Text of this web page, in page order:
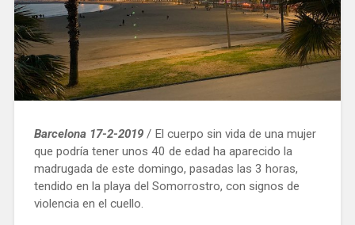
Barcelona 17-2-2019/ El cuerpo sin vida de una mujer
que podría tener unos 40 de edad ha aparecido la
madrugada de este domingo, pasadas las 3 horas,
tendido en la playa del Somorrostro, con signos de
violencia en el cuello.